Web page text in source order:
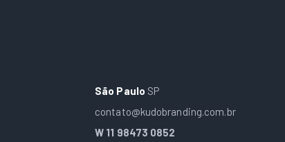
São Paulo SP
contato@kudobranding.com.br
W 11 98473 0852